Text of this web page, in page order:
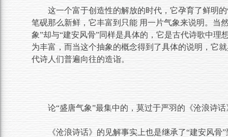
这一个富于创造性的解放的时代，它孕育了鲜明
笔砚那么新鲜，它丰富到只能 用一片气象来说明。当
象”却与“建安风骨”同样是具体的，它是古代诗歌中
为丰富，而当这个抽象的概念得到了具体的说明，它
代诗人们普遍向往的造诣。
论“盛唐气象”最集中的，莫过于严羽的《沧浪诗
《沧浪诗话》的见解事实上也是继承了“建安风